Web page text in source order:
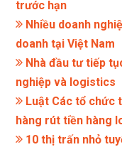
trước hạn
Nhiều doanh
doanh tại Việt Nam
Nhà đầu tư tiếp
nghiệp và logistics
Luật Các tổ chức
hàng rút tiền hàng
10 thị trấn nhỏ